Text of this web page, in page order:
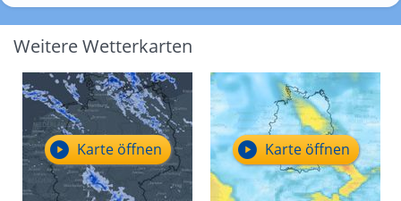
Weitere Wetterkarten
Karte öffnen Karte öffnen